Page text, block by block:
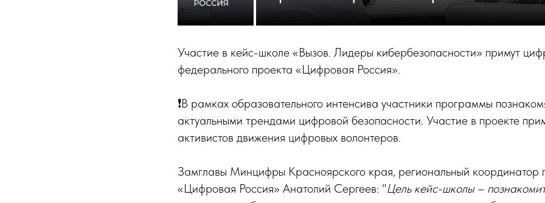
Участие в кейс-школе «Вызов. Лидеры кибербезопасности» примут
федерального проекта «Цифровая Россия».
❗️В рамках образовательного интенсива участники программы
актуальными трендами цифровой безопасности. Участие в проекте
активистов движения цифровых волонтеров.
Замглавы Минцифры Красноярского края, региональный координатор
«Цифровая Россия» Анатолий Сергеев: "Цель кейс-школы –